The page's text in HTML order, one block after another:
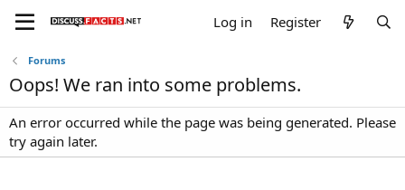
Log in Register
Forums
Oops! We ran into some problems.
An error occurred while the page was being generated. Please
try again later.